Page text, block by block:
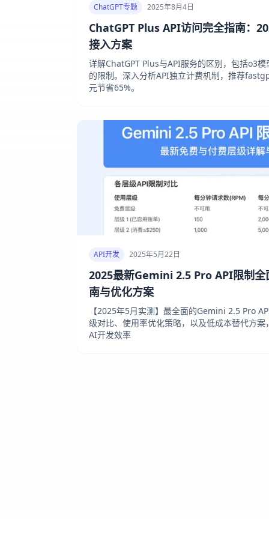
ChatGPT专题 2025年8月4日
ChatGPT Plus API访问完全指南：
接入方案
详解ChatGPT Plus与API服务的区别，包括o3
的限制。深入分析API独立计费机制，推荐
元节省65%。
API开发 2025年5月22日
2025最新Gemini 2.5 Pro API限制全
南与优化方案
【2025年5月实测】最全面的Gemini 2.5 Pro
级对比、使用率优化策略，以及低成本替代方
AI开发效率